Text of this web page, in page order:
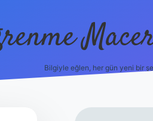
Bilgiyle eğlen, her gün yeni bir